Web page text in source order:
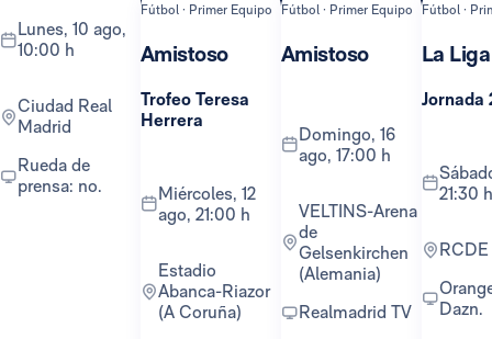
lunes, 10 ago,
10:00 h
Ciudad Real
Madrid
Rueda de
prensa: no.
Fútbol · Primer Equipo
Amistoso
Trofeo Teresa
Herrera
miércoles, 12
ago, 21:00 h
Estadio
Abanca-Riazor
(A Coruña)
Fútbol · Primer Equipo
Amistoso
domingo, 16
ago, 17:00 h
VELTINS-Arena
de
Gelsenkirchen
(Alemania)
Realmadrid TV
Fútbol ·
La Liga
Jornada
sábado, 22 ago,
21:30 h
Orange TV y
Dazn.